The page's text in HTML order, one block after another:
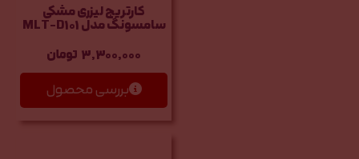
کارتریج لیزری مشکی
سامسونگ مدل MLT-D101
3,300,000 تومان
بررسی محصول